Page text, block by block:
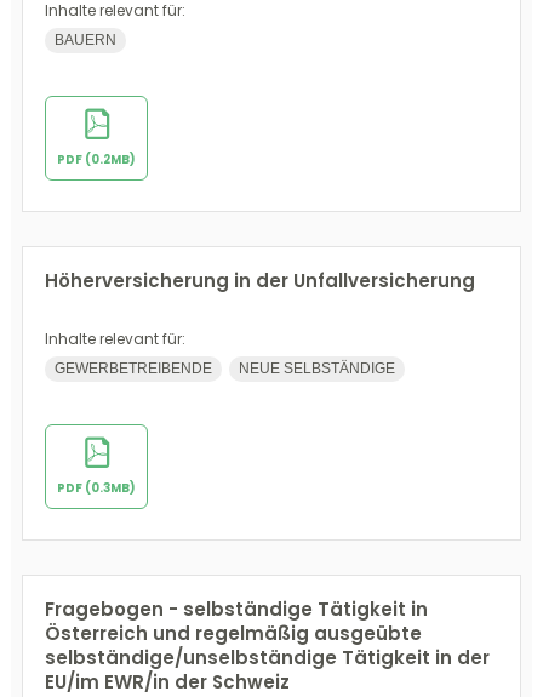
Inhalte relevant für:
BAUERN
PDF (0.2MB)
Höherversicherung in der Unfallversicherung
Inhalte relevant für:
GEWERBETREIBENDE NEUE SELBSTÄNDIGE
PDF (0.3MB)
Fragebogen - selbständige Tätigkeit in
Österreich und regelmäßig ausgeübte
selbständige/unselbständige Tätigkeit in der
EU/im EWR/in der Schweiz